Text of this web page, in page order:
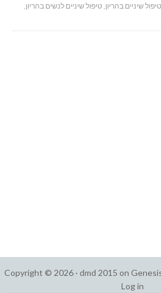
טיפול שיניים בהריון, טיפול שיניים לנשים בהריון,
Copyright © 2026 · dmd 2015 on
Log in